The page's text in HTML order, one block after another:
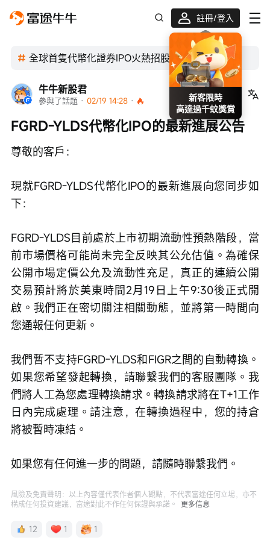
註冊/登入
新客限時
高達過千蚊獎賞
全球首隻代幣化證券IPO火熱招股中！
牛牛新股君
參與了話題 · 02/19 14:28 ·
關注
FGRD-YLDS代幣化IPO的最新進展公告
尊敬的客戶：
現就FGRD-YLDS代幣化IPO的最新進展向您同步如
下：
FGRD-YLDS目前處於上市初期流動性預熱階段，當
前市場價格可能尚未完全反映其公允估值。為確保
公開市場定價公允及流動性充足，真正的連續公開
交易預計將於美東時間2月19日上午9:30後正式開
啟。我們正在密切關注相關動態，並將第一時間向
您通報任何更新。
我們暫不支持FGRD-YLDS和FIGR之間的自動轉換。
如果您希望發起轉換，請聯繫我們的客服團隊。我
們將人工為您處理轉換請求。轉換請求將在T+1工作
日內完成處理。請注意，在轉換過程中，您的持倉
將被暫時凍結。
如果您有任何進一步的問題，請隨時聯繫我們。
風險及免責聲明：以上內容僅代表作者個人觀點，不代表富途任何立場，亦不
構成任何投資建議，富途對此不作任何保證與承諾。
更多信息
12 1 1